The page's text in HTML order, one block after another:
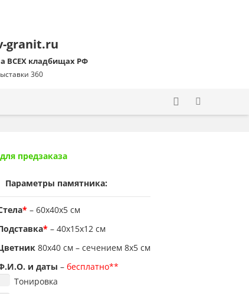
granit.ru
ВСЕХ кладбищах РФ
360
предзаказа
Параметры памятника:
* – 60х40х5 см
* – 40х15х12 см
80х40 см – сечением 8х5 см
и даты–бесплатно**
Тонировка